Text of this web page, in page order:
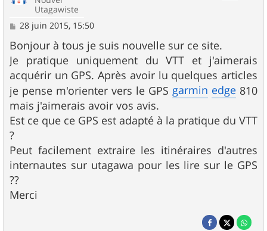
Utagawiste
M
s
s
a
g
e
28 juin 2015, 15:50
Bonjour à tous je suis nouvelle sur ce site.
Je pratique uniquement du VTT et j'aimerais
acquérir un GPS. Après avoir lu quelques articles
je pense m'orienter vers le GPS garmin edge 810
mais j'aimerais avoir vos avis.
Est ce que ce GPS est adapté à la pratique du VTT
?
Peut facilement extraire les itinéraires d'autres
internautes sur utagawa pour les lire sur le GPS
??
Merci